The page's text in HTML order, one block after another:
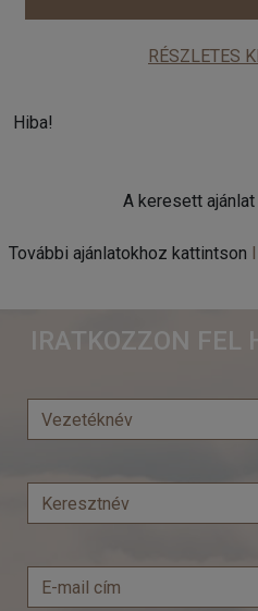
RÉSZLETES
Hiba!
A keresett
További ajánlatokhoz kattintson
IRATKOZZON FEL